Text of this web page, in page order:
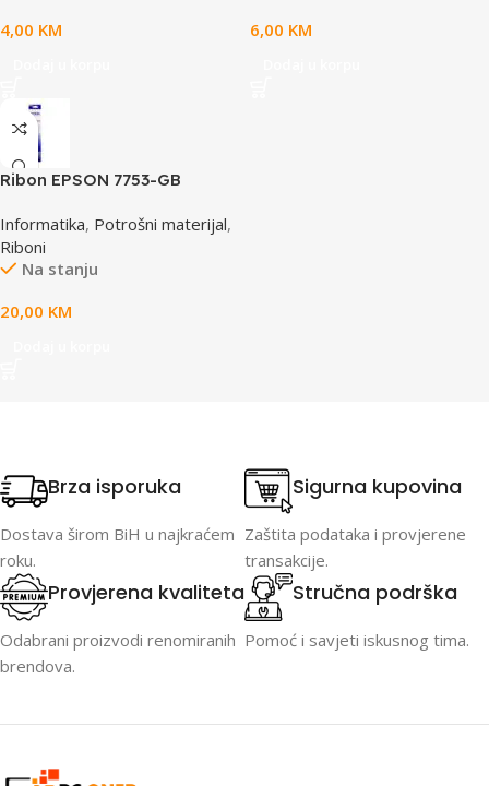
4,00 KM
6,00 KM
Ribon EPSON 7753-GB
/4X0/5X0/8X0 (A4)S015633
Informatika, Potrošni materijal,
Riboni
Na stanju
20,00 KM
Brza isporuka
Dostava širom BiH u najkraćem
roku.
Sigurna kupovina
Zaštita podataka i provjerene
transakcije.
Provjerena kvaliteta
Odabrani proizvodi renomiranih
brendova.
Stručna podrška
Pomoć i savjeti iskusnog tima.